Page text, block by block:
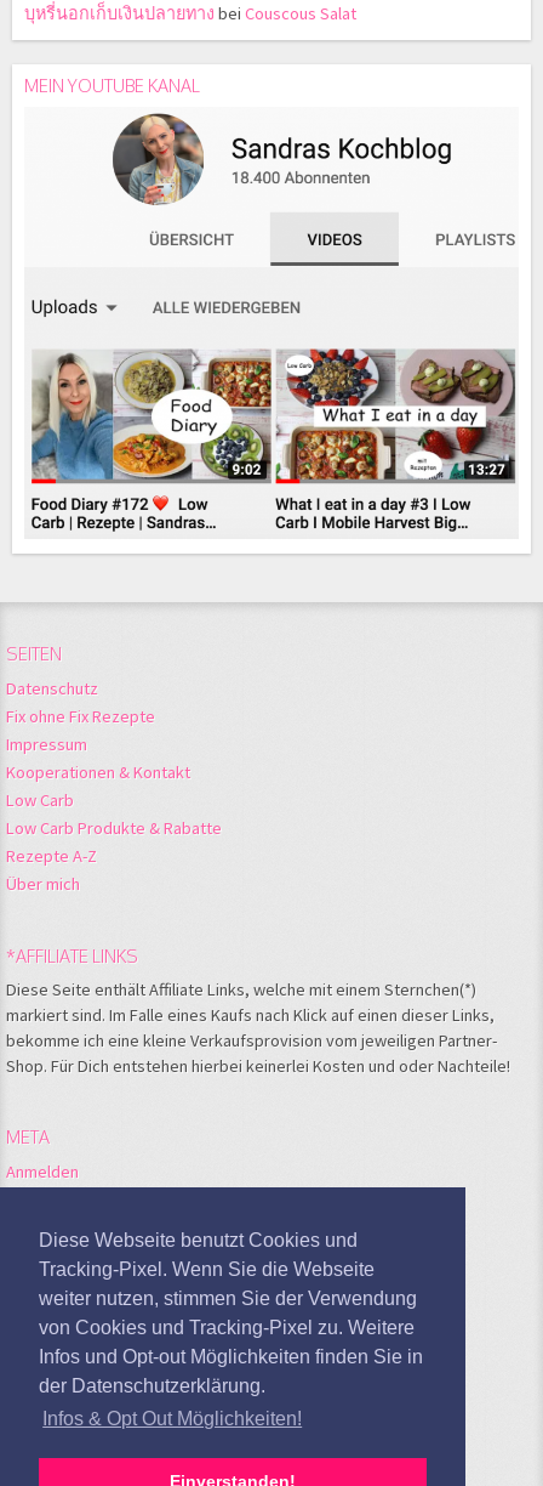
Diese Webseite benutzt Cookies und
Tracking-Pixel. Wenn Sie die Webseite
weiter nutzen, stimmen Sie der Verwendung
von Cookies und Tracking-Pixel zu. Weitere
Infos und Opt-out Möglichkeiten finden Sie in
der Datenschutzerklärung.
Infos & Opt Out Möglichkeiten!
Einverstanden!
บุหรี่นอกเก็บเงินปลายทาง bei Couscous Salat
MEIN YOUTUBE KANAL
SEITEN
Datenschutz
Fix ohne Fix Rezepte
Impressum
Kooperationen & Kontakt
Low Carb
Low Carb Produkte & Rabatte
Rezepte A-Z
Über mich
*AFFILIATE LINKS
Diese Seite enthält Affiliate Links, welche mit einem Sternchen(*)
markiert sind. Im Falle eines Kaufs nach Klick auf einen dieser Links,
bekomme ich eine kleine Verkaufsprovision vom jeweiligen Partner-
Shop. Für Dich entstehen hierbei keinerlei Kosten und oder Nachteile!
META
Anmelden
Kommentare-Feed
Google Analytics deaktivieren